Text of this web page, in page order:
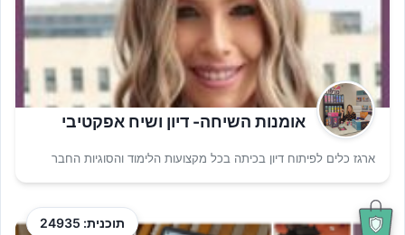
אומנות השיחה- דיון ושיח אפקטיבי
ארגז כלים לפיתוח דיון בכיתה בכל מקצועות הלימוד והסוגיות החבר
תוכנית: 24935